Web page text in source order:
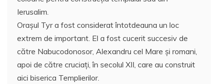
Ierusalim.
Oraşul Tyr a fost considerat întotdeauna un loc
extrem de important. El a fost cucerit succesiv de
către Nabucodonosor, Alexandru cel Mare şi romani,
apoi de către cruciaţi, în secolul XII, care au construit
aici biserica Templierilor.